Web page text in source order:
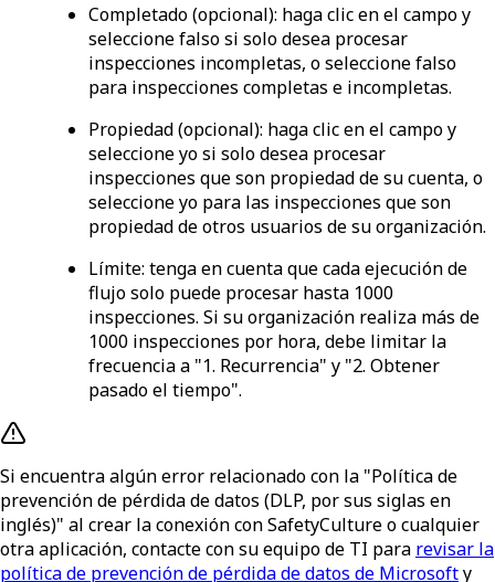
Completado(opcional): haga clic en el campo y
seleccionefalsosi solo desea procesar
inspecciones incompletas, o seleccionefalso
para inspecciones completas e incompletas.
Propiedad(opcional): haga clic en el campo y
seleccioneyosi solo desea procesar
inspecciones que son propiedad de su cuenta, o
seleccioneyo para las inspecciones que son
propiedad de otros usuarios de su organización.
Límite: tenga en cuenta que cada ejecución de
flujo solo puede procesar hasta 1000
inspecciones. Si su organización realiza más de
1000 inspecciones por hora, debe limitar la
frecuencia a "1. Recurrencia" y "2. Obtener
pasado el tiempo".
Si encuentra algún error relacionado con la "Política de
prevención de pérdida de datos (DLP, por sus siglas en
inglés)" al crear la conexión con SafetyCulture o cualquier
otra aplicación, contacte con su equipo de TI para revisar la
política de prevención de pérdida de datos de Microsofty